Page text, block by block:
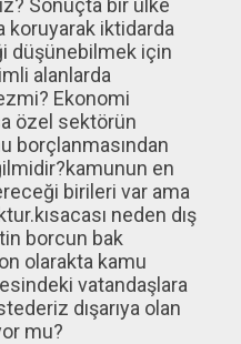
Sonuçta bir ülke
koruyarak iktidarda
düşünebilmek için
alanlarda
Ekonomi
özel sektörün
borçlanmasından
en
birileri var ama
neden dış
borcun bak
olarakta kamu
vatandaşlara
dışarıya olan
mu?